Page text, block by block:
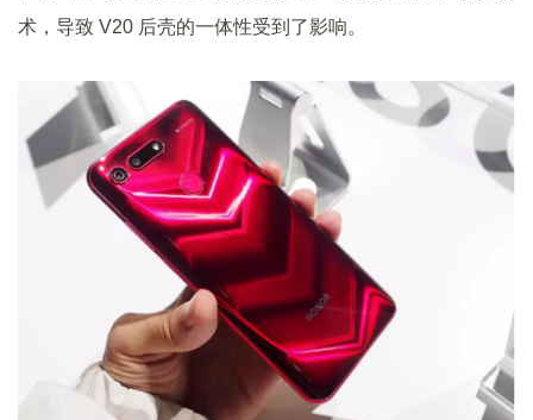
术，导致 V20 后壳的一体性受到了影响。